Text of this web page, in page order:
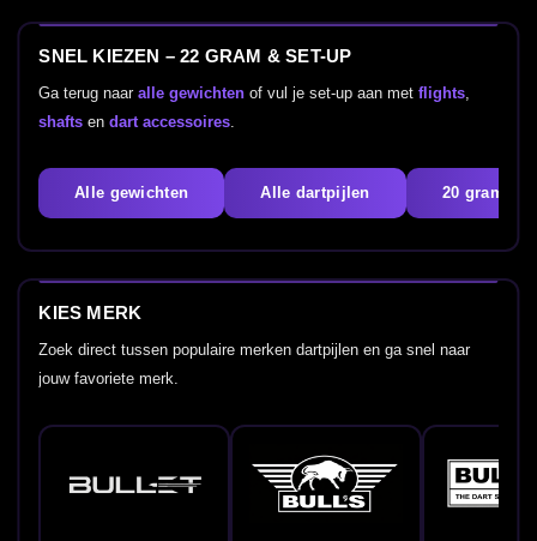
SNEL KIEZEN – 22 GRAM & SET-UP
Ga terug naaralle gewichten of vul je set-up aan metflights,
shafts endart accessoires.
Alle gewichten Alle dartpijlen 20 gram
KIES MERK
Zoek direct tussen populaire merken dartpijlen en ga snel naar
jouw favoriete merk.